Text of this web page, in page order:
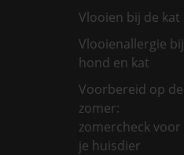
Vlooien bij de kat
Vlooienallergie bij
hond en kat
Voorbereid op de
zomer:
zomercheck voor
je huisdier